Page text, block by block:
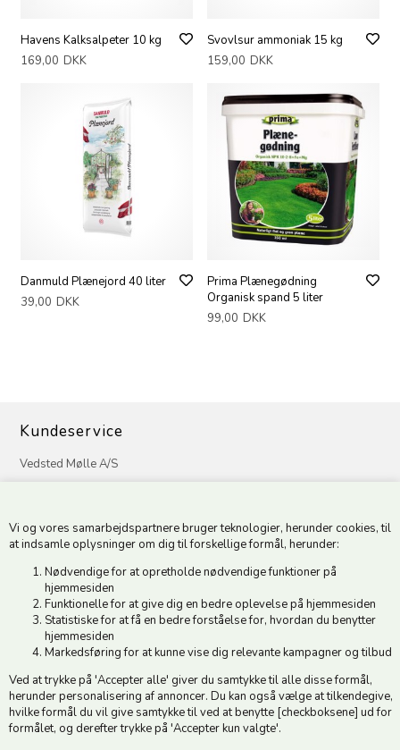
Vi og vores samarbejdspartnere bruger teknologier, herunder cookies, til
at indsamle oplysninger om dig til forskellige formål, herunder:
Nødvendige for at opretholde nødvendige funktioner på
hjemmesiden
Funktionelle for at give dig en bedre oplevelse på hjemmesiden
Statistiske for at få en bedre forståelse for, hvordan du benytter
hjemmesiden
Markedsføring for at kunne vise dig relevante kampagner og tilbud
Ved at trykke på 'Accepter alle' giver du samtykke til alle disse formål,
herunder personalisering af annoncer. Du kan også vælge at tilkendegive,
hvilke formål du vil give samtykke til ved at benytte [checkboksene] ud for
formålet, og derefter trykke på 'Accepter kun valgte'.
Havens Kalksalpeter 10 kg
169,00 DKK
Svovlsur ammoniak 15 kg
159,00 DKK
Danmuld Plænejord 40 liter
39,00 DKK
Prima Plænegødning
Organisk spand 5 liter
99,00 DKK
Kundeservice
Vedsted Mølle A/S
CVR 49879415 Mailvedstedmoelle@post.tele.dk
Åbningstider: Man-Fre 9.00-17.00 | Middagslukket 12.00-12.30 |
Lørdag 9.00-12.00
Hold dig opdateret
Tilmeld dig vores nyhedsbrev og modtag gode tilbud :)